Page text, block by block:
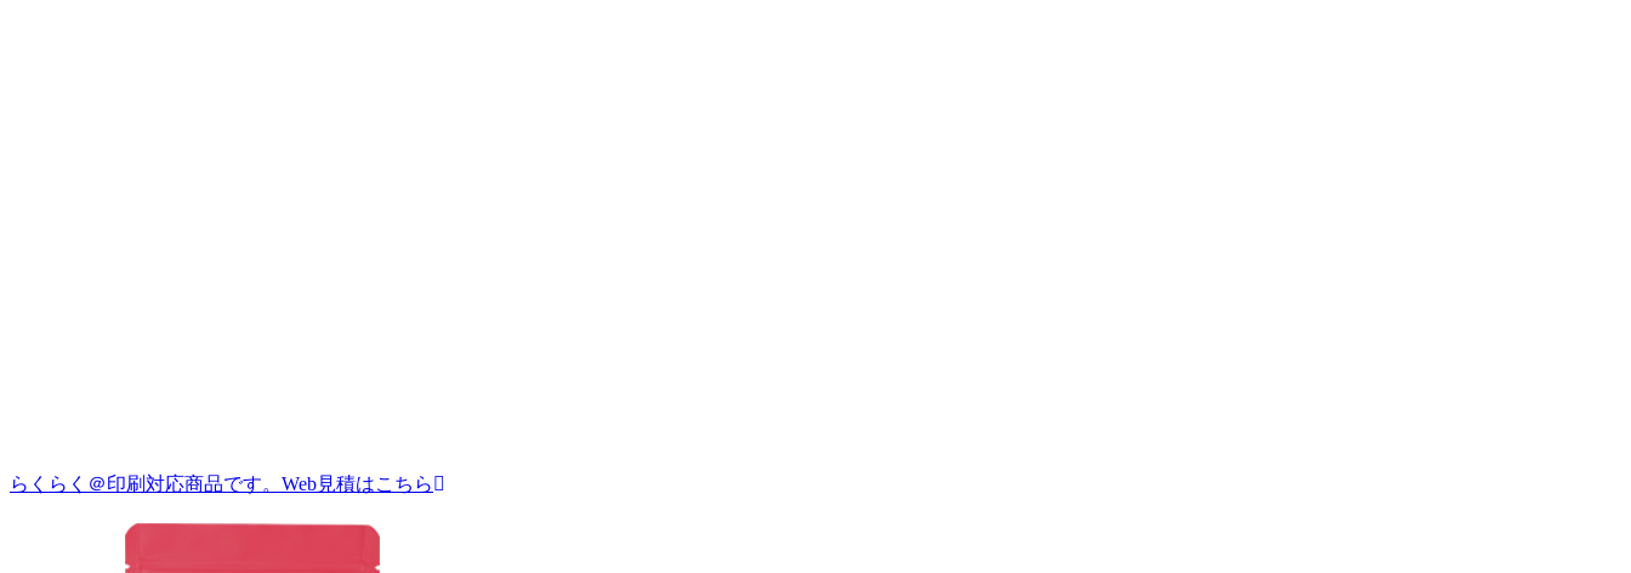
らくらく＠印刷対応商品です。 Web見積はこちら